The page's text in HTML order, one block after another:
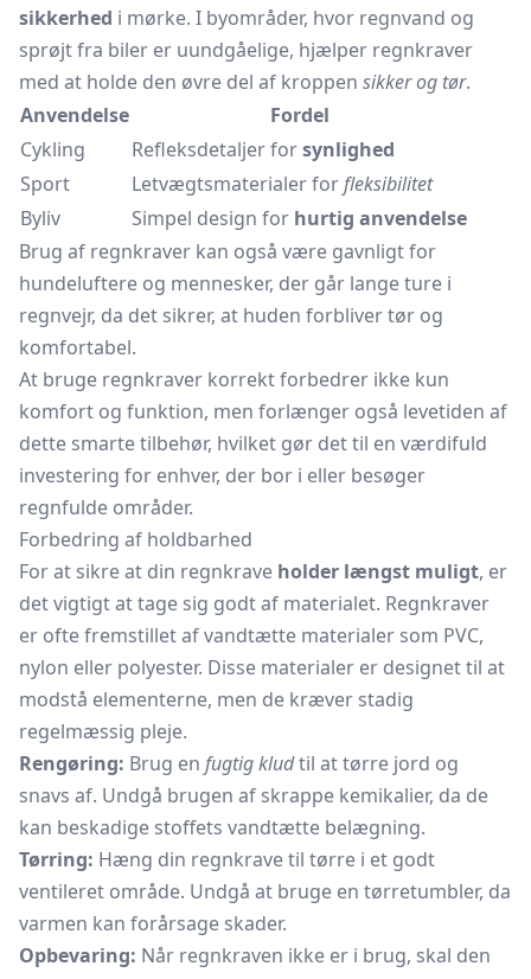
sikkerhed i mørke. I byområder, hvor regnvand og
sprøjt fra biler er uundgåelige, hjælper regnkraver
med at holde den øvre del af kroppen sikker og tør.
Anvendelse
Fordel
Cykling
Refleksdetaljer forsynlighed
Sport
Letvægtsmaterialer forfleksibilitet
Byliv
Simpel design for hurtig anvendelse
Brug af regnkraver kan også være gavnligt for
hundeluftere og mennesker, der går lange ture i
regnvejr, da det sikrer, at huden forbliver tør og
komfortabel.
At bruge regnkraver korrekt forbedrer ikke kun
komfort og funktion, men forlænger også levetiden af
dette smarte tilbehør, hvilket gør det til en værdifuld
investering for enhver, der bor i eller besøger
regnfulde områder.
Forbedring af holdbarhed
For at sikre at din regnkrave holder længst muligt, er
det vigtigt at tage sig godt af materialet. Regnkraver
er ofte fremstillet af vandtætte materialer som PVC,
nylon eller polyester. Disse materialer er designet til at
modstå elementerne, men de kræver stadig
regelmæssig pleje.
Rengøring: Brug en fugtig kludtil at tørre jord og
snavs af. Undgå brugen af skrappe kemikalier, da de
kan beskadige stoffets vandtætte belægning.
Tørring: Hæng din regnkrave til tørre i et godt
ventileret område. Undgå at bruge en tørretumbler, da
varmen kan forårsage skader.
Opbevaring: Når regnkraven ikke er i brug, skal den